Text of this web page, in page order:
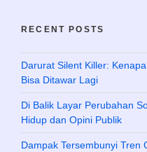
RECENT POSTS
Darurat Silent Killer:
Bisa Ditawar Lagi
Di Balik Layar Perubahan
Hidup dan Opini Publik
Dampak Tersembunyi Tren